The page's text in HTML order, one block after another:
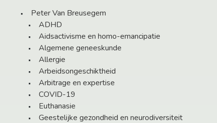
Peter Van Breusegem
ADHD
Aidsactivisme en homo-emancipatie
Algemene geneeskunde
Allergie
Arbeidsongeschiktheid
Arbitrage en expertise
COVID-19
Euthanasie
Geestelijke gezondheid en neurodiversiteit